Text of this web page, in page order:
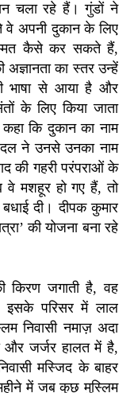
चला रहे हैं। गुंडों ने
वे अपनी दुकान के लिए
कैसे कर सकते हैं,
का स्तर उन्हें
भाषा से आया है और
के लिए किया जाता
कि दुकान का नाम
ने उनसे उनका नाम
की गहरी परंपराओं के
वे मशहूर हो गए हैं, तो
दी। दीपक कुमार
की योजना बना रहे
किरण जगाती है, वह
इसके परिसर में लाल
निवासी नमाज़ अदा
और जर्जर हालत में है,
मस्जिद के बाहर
में जब कुछ मुस्लिम